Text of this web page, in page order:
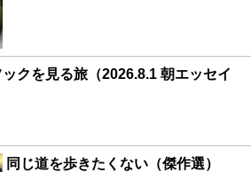
クを見る旅（2026.8.1 朝エッセイ
同じ道を歩きたくない（傑作選）